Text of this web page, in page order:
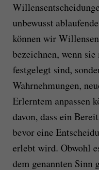
unbewusst
können wir
bezeichnen, wenn
festgelegt sind,
Wahrnehmungen,
Erlerntem anpassen
davon, dass ein
bevor eine
erlebt wird. Obwohl
dem genannten Sinn